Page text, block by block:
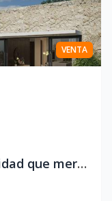
VENTA
Vive la comodidad y tranquilidad que mereces en esta villa de un solo nivel en Punta Cana